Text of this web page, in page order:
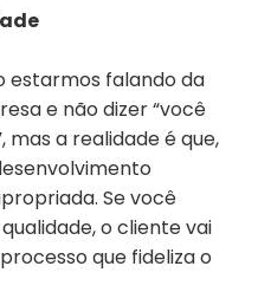
estarmos falando da
e não dizer “você
mas a realidade é que,
Se você
o cliente vai
que fideliza o